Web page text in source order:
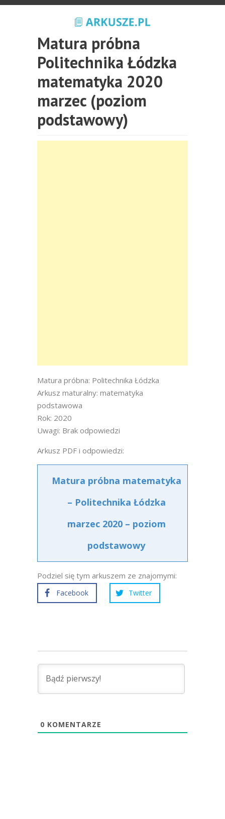
Matura próbna
Politechnika Łódzka
matematyka 2020
marzec (poziom
podstawowy)
Matura próbna: Politechnika Łódzka
Arkusz maturalny: matematyka
podstawowa
Rok: 2020
Uwagi: Brak odpowiedzi
Arkusz PDF i odpowiedzi:
Matura próbna matematyka
– Politechnika Łódzka
marzec 2020 – poziom
podstawowy
Podziel się tym arkuszem ze znajomymi:
Facebook Twitter
0 KOMENTARZE